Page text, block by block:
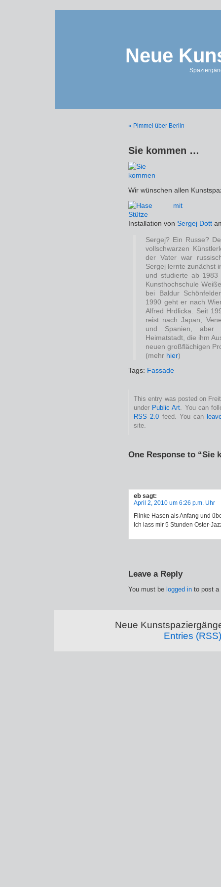
Neue
« Pimmel über Berlin
Sie kommen …
Wir wünschen allen
Installation von Sergej Dott
Sergej? Ein Russe?
vollschwarzen
der Vater war
Sergej lernte zunächst
und studierte ab
Kunsthochschule
bei Baldur
1990 geht er nach
Alfred Hrdlicka. Seit
reist nach Japan,
und Spanien,
Heimatstadt, die ihm
neuen großflächigen
(mehr hier)
Tags: Fassade
This entry was posted on
under Public Art. You can
RSS 2.0 feed. You can
site.
One Response to “Sie
eb sagt:
April 2, 2010 um 6:26 p.m. Uhr
Flinke Hasen als Anfang und
Ich lass mir 5 Stunden Oster-
Leave a Reply
You must be logged in to post a
Neue
Entries (RSS)